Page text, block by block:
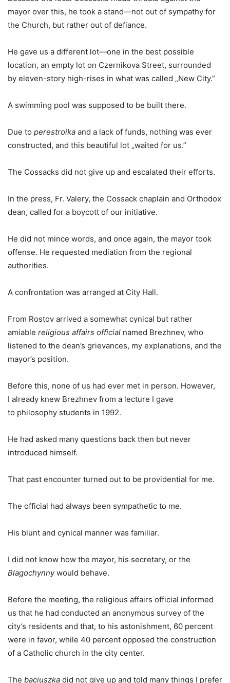
mayor over this, he took a stand—not out of sympathy for
the Church, but rather out of defiance.
He gave us a different lot—one in the best possible
location, an empty lot on Czernikova Street, surrounded
by eleven-story high-rises in what was called „New City.”
A swimming pool was supposed to be built there.
Due to perestroika and a lack of funds, nothing was ever
constructed, and this beautiful lot „waited for us.”
The Cossacks did not give up and escalated their efforts.
In the press, Fr. Valery, the Cossack chaplain and Orthodox
dean, called for a boycott of our initiative.
He did not mince words, and once again, the mayor took
offense. He requested mediation from the regional
authorities.
A confrontation was arranged at City Hall.
From Rostov arrived a somewhat cynical but rather
amiable religious affairs official named Brezhnev, who
listened to the dean’s grievances, my explanations, and the
mayor’s position.
Before this, none of us had ever met in person. However,
I already knew Brezhnev from a lecture I gave
to philosophy students in 1992.
He had asked many questions back then but never
introduced himself.
That past encounter turned out to be providential for me.
The official had always been sympathetic to me.
His blunt and cynical manner was familiar.
I did not know how the mayor, his secretary, or the
Blagochynnywould behave.
Before the meeting, the religious affairs official informed
us that he had conducted an anonymous survey of the
city’s residents and that, to his astonishment, 60 percent
were in favor, while 40 percent opposed the construction
of a Catholic church in the city center.
The baciuszka did not give up and told many things I prefer